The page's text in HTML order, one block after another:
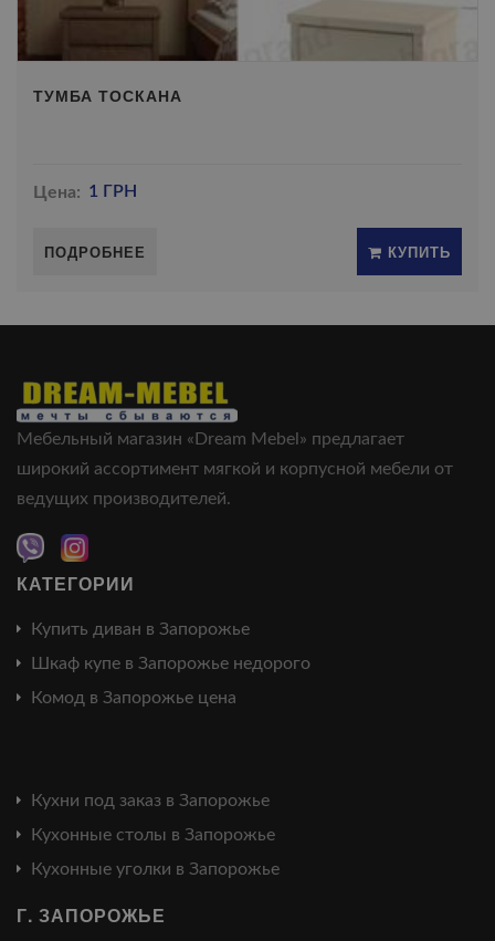
ТУМБА ТОСКАНА
Цена: 1 ГРН
ПОДРОБНЕЕ КУПИТЬ
Мебельный магазин «Dream Mebel» предлагает
широкий ассортимент мягкой и корпусной мебели от
ведущих производителей.
КАТЕГОРИИ
Купить диван в Запорожье
Шкаф купе в Запорожье недорого
Комод в Запорожье цена
Кухни под заказ в Запорожье
Кухонные столы в Запорожье
Кухонные уголки в Запорожье
Г. ЗАПОРОЖЬЕ